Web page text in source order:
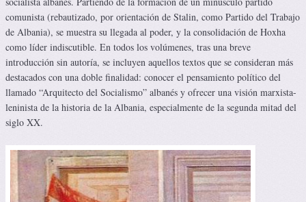
comunista (rebautizado, por orientación de Stalin, como Partido del Trabajo
de Albania), se muestra su llegada al poder, y la consolidación de Hoxha
como líder indiscutible. En todos los volúmenes, tras una breve
introducción sin autoría, se incluyen aquellos textos que se consideran más
destacados con una doble finalidad: conocer el pensamiento político del
llamado “Arquitecto del Socialismo” albanés y ofrecer una visión marxista-
leninista de la historia de la Albania, especialmente de la segunda mitad del
siglo XX.